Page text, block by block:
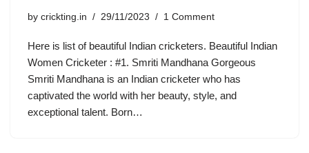
by crickting.in 29/11/2023 1 Comment
Here is list of beautiful Indian cricketers. Beautiful Indian
Women Cricketer : #1. Smriti Mandhana Gorgeous
Smriti Mandhana is an Indian cricketer who has
captivated the world with her beauty, style, and
exceptional talent. Born…